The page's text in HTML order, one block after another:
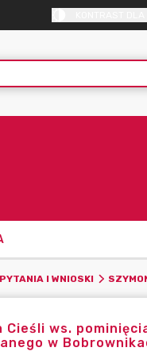
I WNIOSKI
Cieśli ws.
w